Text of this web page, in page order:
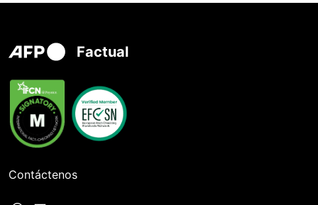
Factual
Contáctenos